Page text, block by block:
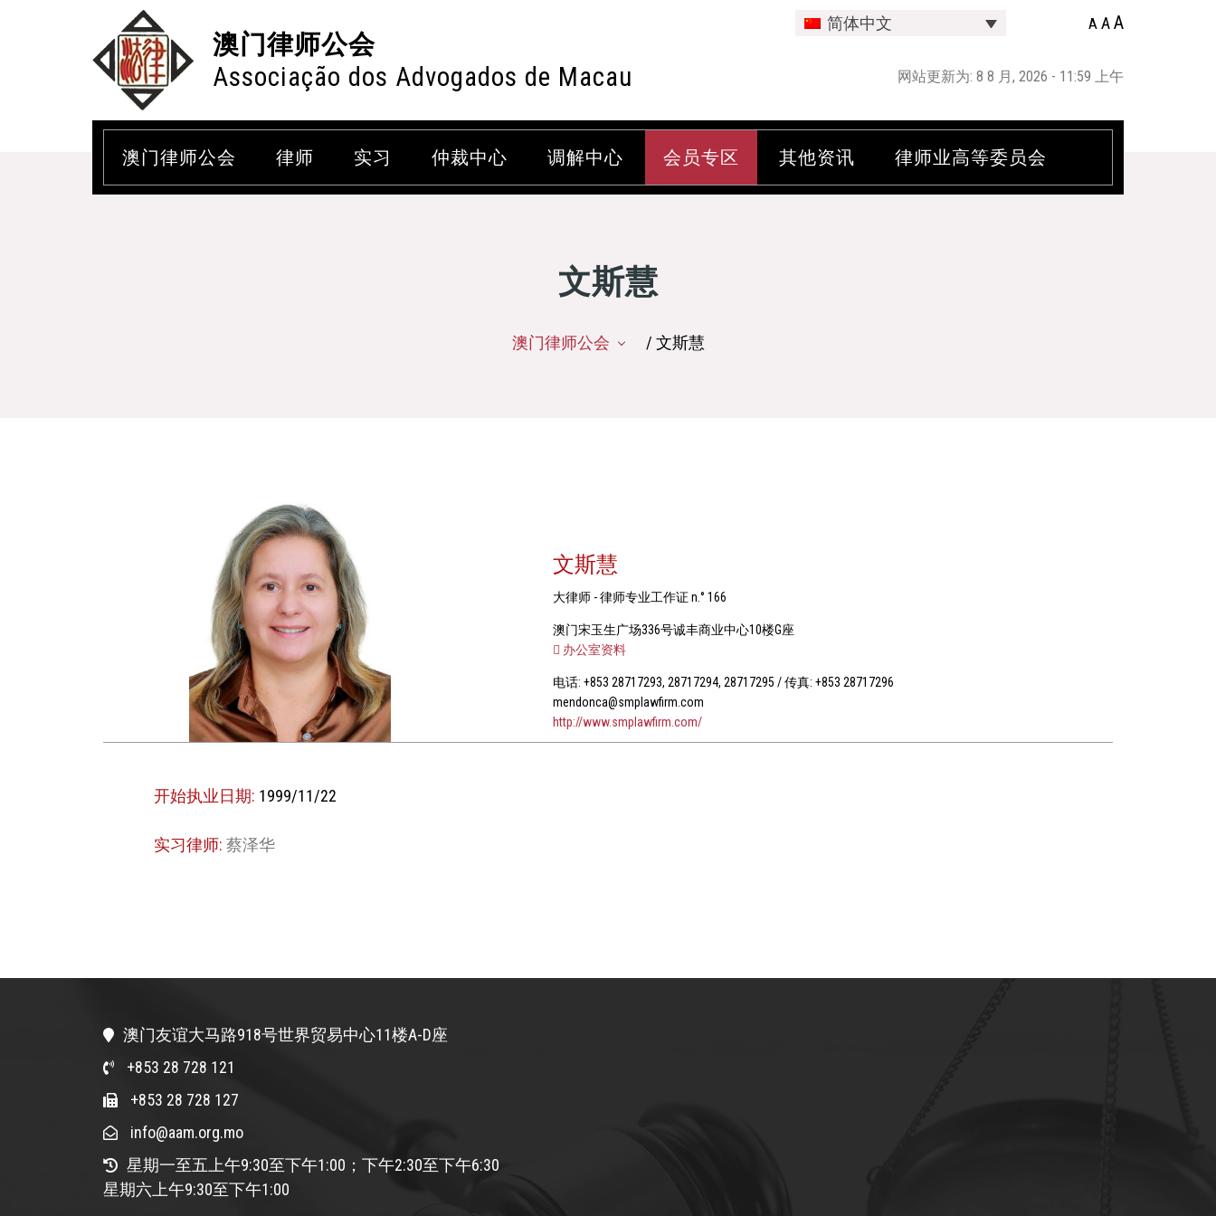
澳门律师公会
Associação dos Advogados de Macau
简体中文 A AA
网站更新为: 8 8 月, 2026 - 11:59 上午
澳门律师公会 律师 实习 仲裁中心 调解中心 会员专区 其他资讯 律师业高等委员会
文斯慧
澳门律师公会 / 文斯慧
文斯慧
大律师 - 律师专业工作证 n.° 166
澳门宋玉生广场336号诚丰商业中心10楼G座
办公室资料
电话: +853 28717293, 28717294, 28717295 / 传真: +853 28717296
mendonca@smplawfirm.com
http://www.smplawfirm.com/
开始执业日期: 1999/11/22
实习律师: 蔡泽华
澳门友谊大马路918号世界贸易中心11楼A-D座
+853 28 728 121
+853 28 728 127
info@aam.org.mo
星期一至五上午9:30至下午1:00；下午2:30至下午6:30
星期六上午9:30至下午1:00